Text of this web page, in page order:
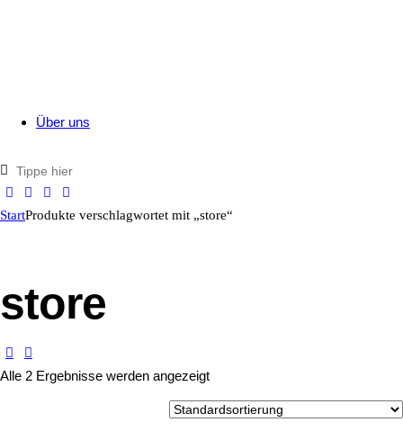
Über uns
StartProdukte verschlagwortet mit „store“
store
Alle 2 Ergebnisse werden angezeigt